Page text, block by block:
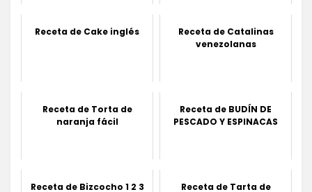
Receta de Cake inglés
Receta de Catalinas
venezolanas
Receta de Torta de
naranja fácil
Receta de BUDÍN DE
PESCADO Y ESPINACAS
Receta de Bizcocho 1 2 3
Receta de Tarta de